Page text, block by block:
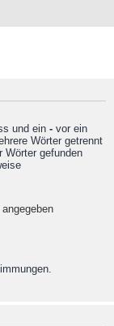
und ein - vor ein
Wörter getrennt
Wörter gefunden